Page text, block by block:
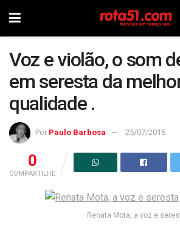
Voz e violão, o som
em seresta da
qualidade .
Por Paulo Barbosa 25/07/2015
0
COMPARTILHE
Renata Mota, a voz e